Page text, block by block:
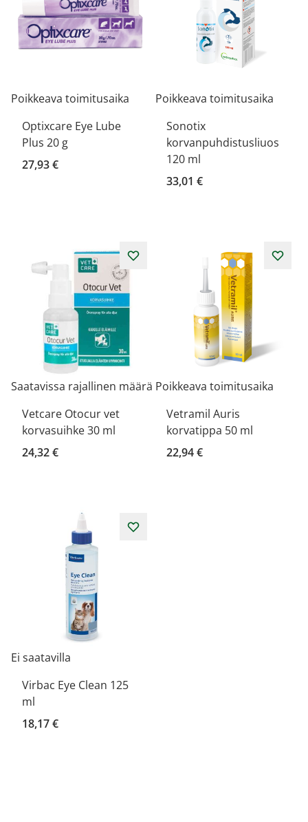
Poikkeava toimitusaika
Optixcare Eye Lube
Plus 20 g
27,93 €
Poikkeava toimitusaika
Sonotix
korvanpuhdistusliuos
120 ml
33,01 €
Saatavissa rajallinen määrä
Vetcare Otocur vet
korvasuihke 30 ml
24,32 €
Poikkeava toimitusaika
Vetramil Auris
korvatippa 50 ml
22,94 €
Ei saatavilla
Virbac Eye Clean 125
ml
18,17 €